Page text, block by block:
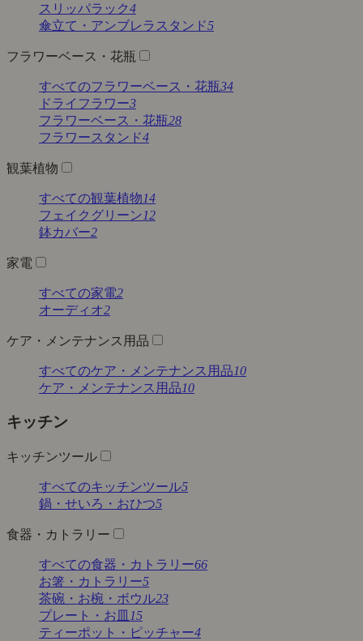
スリッパラック4
傘立て・アンブレラスタンド5
フラワーベース・花瓶
すべてのフラワーベース・花瓶34
ドライフラワー3
フラワーベース・花瓶28
フラワースタンド4
観葉植物
すべての観葉植物14
フェイクグリーン12
鉢カバー2
家電
すべての家電2
オーディオ2
ケア・メンテナンス用品
すべてのケア・メンテナンス用品10
ケア・メンテナンス用品10
キッチン
キッチンツール
すべてのキッチンツール5
鍋・せいろ・おひつ5
食器・カトラリー
すべての食器・カトラリー66
お箸・カトラリー5
茶碗・お椀・ボウル23
プレート・お皿 15
ティーポット・ピッチャー4